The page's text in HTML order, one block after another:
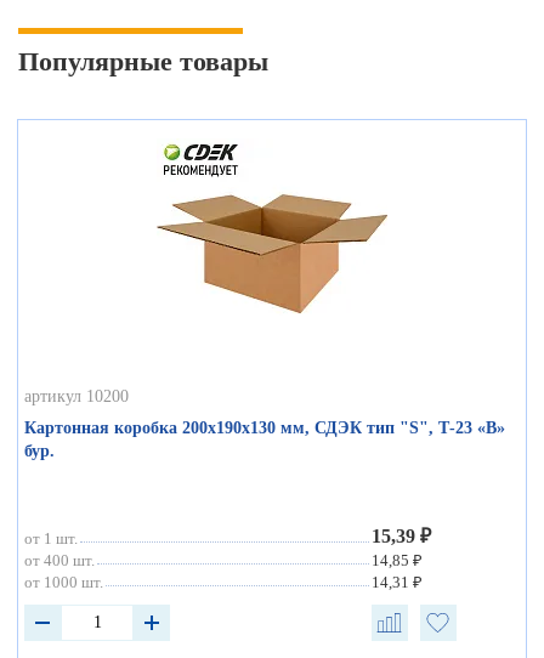
Популярные товары
артикул 10200
Картонная коробка 200х190х130 мм, СДЭК тип "S", Т-23 «В»
бур.
от 1 шт. 15,39 ₽
от 400 шт.
14,85 ₽
от 1000 шт.
14,31 ₽